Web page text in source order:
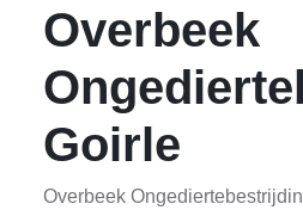
Overbeek
Goirle
Overbeek